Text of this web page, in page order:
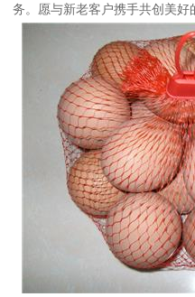
务。愿与新老客户携手共创美好